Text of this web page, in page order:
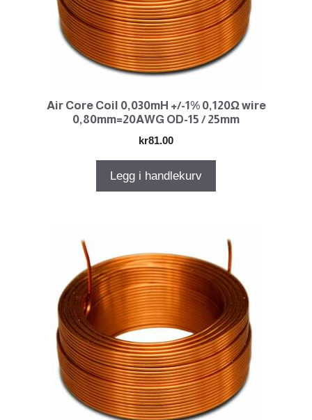
Air Core Coil 0,030mH +/-1% 0,120Ω wire
0,80mm=20AWG OD-15 / 25mm
kr81.00
Legg i handlekurv